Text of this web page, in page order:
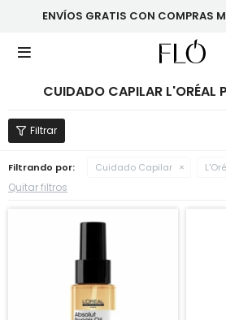
ENVÍOS GRATIS CON COMPRAS

CUIDADO CAPILAR L'ORÉAL
Filtrando por: Cuidado Capilar
Quitar filtros